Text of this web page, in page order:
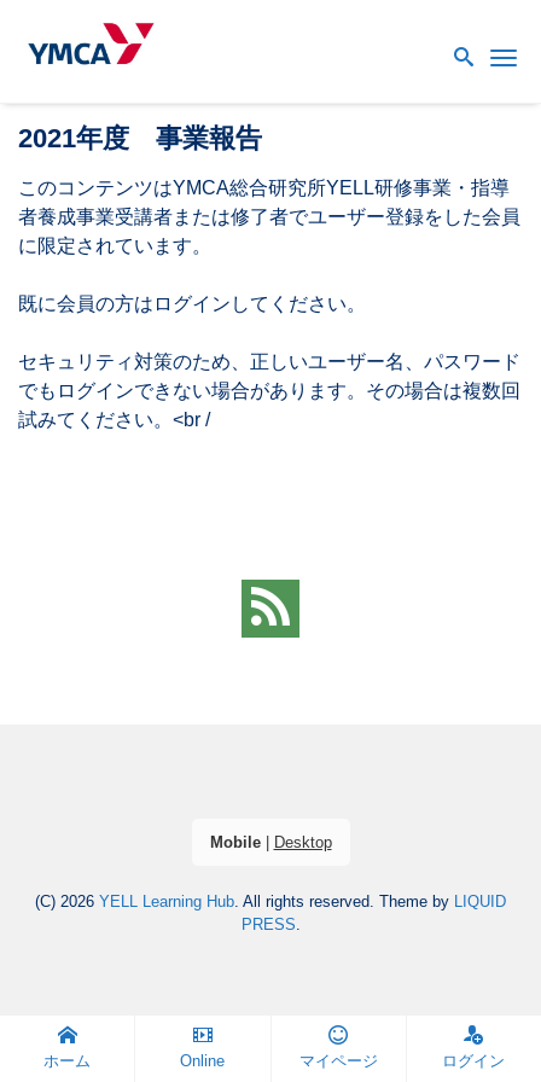
2021年度 事業報告
このコンテンツはYMCA総合研究所YELL研修事業・指導
者養成事業受講者または修了者でユーザー登録をした会員
に限定されています。
既に会員の方はログインしてください。
セキュリティ対策のため、正しいユーザー名、パスワード
でもログインできない場合があります。その場合は複数回
試みてください。<br /
ホーム Online マイページ ログイン
Mobile| Desktop
(C) 2026 YELL Learning Hub . All rights reserved. Theme by LIQUID
PRESS